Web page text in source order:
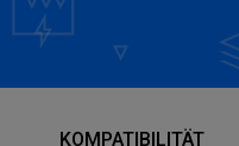
KOMPATIBILITÄT